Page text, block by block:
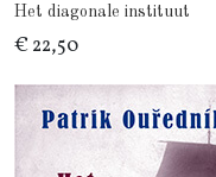
Het diagonale instituut
€ 22,50